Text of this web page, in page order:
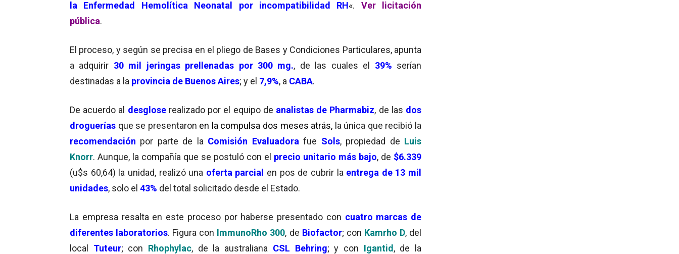
la Enfermedad Hemolítica Neonatal por incompatibilidad RH«. Ver licitación
pública.
El proceso, y según se precisa en el pliego de Bases y Condiciones Particulares, apunta
a adquirir 30 mil jeringas prellenadas por 300 mg., de las cuales el 39% serían
destinadas a la provincia de Buenos Aires; y el 7,9%, a CABA.
De acuerdo al desglose realizado por el equipo de analistas de Pharmabiz, de las dos
droguerías que se presentaron en la compulsa dos meses atrás, la única que recibió la
recomendación por parte de la Comisión Evaluadora fue Sols, propiedad de Luis
Knorr. Aunque, la compañía que se postuló con el precio unitario más bajo, de $6.339
(u$s 60,64) la unidad, realizó una oferta parcial en pos de cubrir la entrega de 13 mil
unidades, solo el 43% del total solicitado desde el Estado.
La empresa resalta en este proceso por haberse presentado con cuatro marcas de
diferentes laboratorios. Figura con ImmunoRho 300, de Biofactor; con Kamrho D, del
local Tuteur; con Rhophylac, de la australiana CSL Behring; y con Igantid, de la